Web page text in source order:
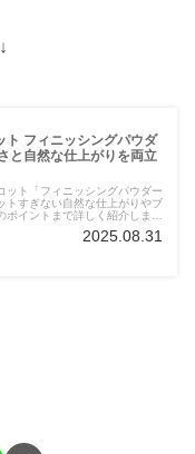
ト フィニッシングパウダ
と自然な仕上がりを両立
ット「フィニッシングパウダー
トすぎない自然な仕上がりやブ
ポイントまで詳しく紹介しま
2025.08.31